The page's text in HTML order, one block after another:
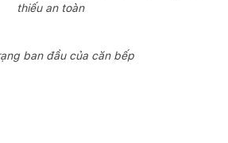
thiếu an toàn
ban đầu của căn bếp